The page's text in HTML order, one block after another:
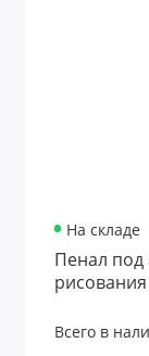
На складе
Пенал под
Всего в